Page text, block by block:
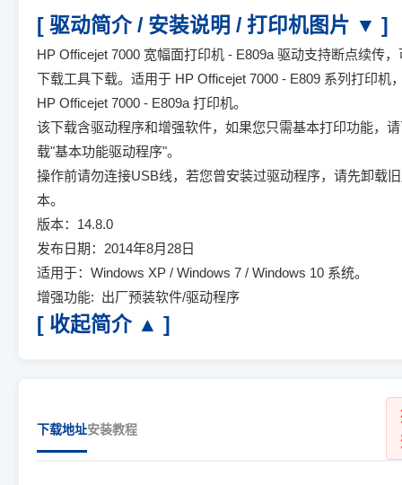
[ 驱动简介 / 安装说明 / 打印机图片 ▼ ]
HP Officejet 7000 宽幅面打印机 - E809a 驱动支持断点续传，
下载工具下载。适用于 HP Officejet 7000 - E809 系列打印机
HP Officejet 7000 - E809a 打印机。
该下载含驱动程序和增强软件，如果您只需基本打印功能，
载"基本功能驱动程序"。
操作前请勿连接USB线，若您曾安装过驱动程序，请先卸载
本。
版本：14.8.0
发布日期：2014年8月28日
适用于：Windows XP / Windows 7 / Windows 10 系统。
增强功能: 出厂预装软件/驱动程序
[ 收起简介 ▲ ]
下载地址安装教程